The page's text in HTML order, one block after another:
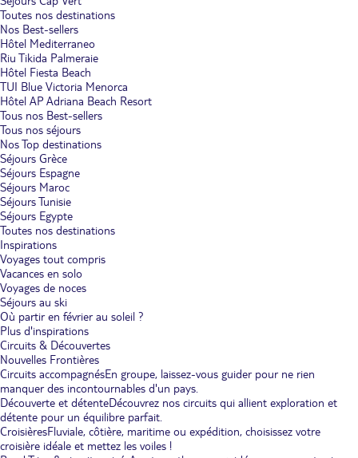
Toutes nos destinations
Nos Best-sellers
Hôtel Mediterraneo
Riu Tikida Palmeraie
Hôtel Fiesta Beach
TUI Blue Victoria Menorca
Hôtel AP Adriana Beach Resort
Tous nos Best-sellers
Tous nos séjours
Nos Top destinations
Séjours Grèce
Séjours Espagne
Séjours Maroc
Séjours Tunisie
Séjours Egypte
Toutes nos destinations
Inspirations
Voyages tout compris
Vacances en solo
Voyages de noces
Séjours au ski
Où partir en février au soleil ?
Plus d'inspirations
Circuits & Découvertes
Nouvelles Frontières
Circuits accompagnésEn groupe, laissez-vous guider pour ne rien
manquer des incontournables d'un pays.
Découverte et détenteDécouvrez nos circuits qui allient exploration et
détente pour un équilibre parfait.
CroisièresFluviale, côtière, maritime ou expédition, choisissez votre
croisière idéale et mettez les voiles !